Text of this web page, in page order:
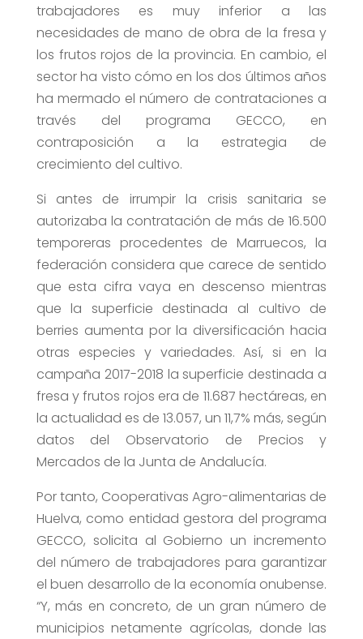
trabajadores es muy inferior a las
necesidades de mano de obra de la fresa y
los frutos rojos de la provincia. En cambio, el
sector ha visto cómo en los dos últimos años
ha mermado el número de contrataciones a
través del programa GECCO, en
contraposición a la estrategia de
crecimiento del cultivo.
Si antes de irrumpir la crisis sanitaria se
autorizaba la contratación de más de 16.500
temporeras procedentes de Marruecos, la
federación considera que carece de sentido
que esta cifra vaya en descenso mientras
que la superficie destinada al cultivo de
berries aumenta por la diversificación hacia
otras especies y variedades. Así, si en la
campaña 2017-2018 la superficie destinada a
fresa y frutos rojos era de 11.687 hectáreas, en
la actualidad es de 13.057, un 11,7% más, según
datos del Observatorio de Precios y
Mercados de la Junta de Andalucía.
Por tanto, Cooperativas Agro-alimentarias de
Huelva, como entidad gestora del programa
GECCO, solicita al Gobierno un incremento
del número de trabajadores para garantizar
el buen desarrollo de la economía onubense.
“Y, más en concreto, de un gran número de
municipios netamente agrícolas, donde las